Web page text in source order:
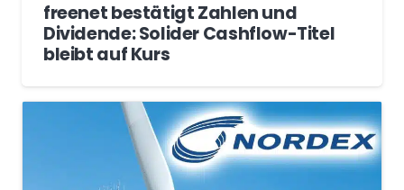
freenet bestätigt Zahlen und
Dividende: Solider Cashflow-Titel
bleibt auf Kurs